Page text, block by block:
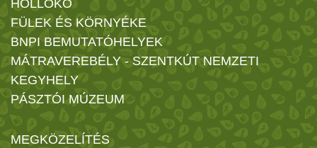
HOLLÓKŐ
FÜLEK ÉS KÖRNYÉKE
BNPI BEMUTATÓHELYEK
MÁTRAVEREBÉLY - SZENTKÚT NEMZETI
KEGYHELY
PÁSZTÓI MÚZEUM
MEGKÖZELÍTÉS